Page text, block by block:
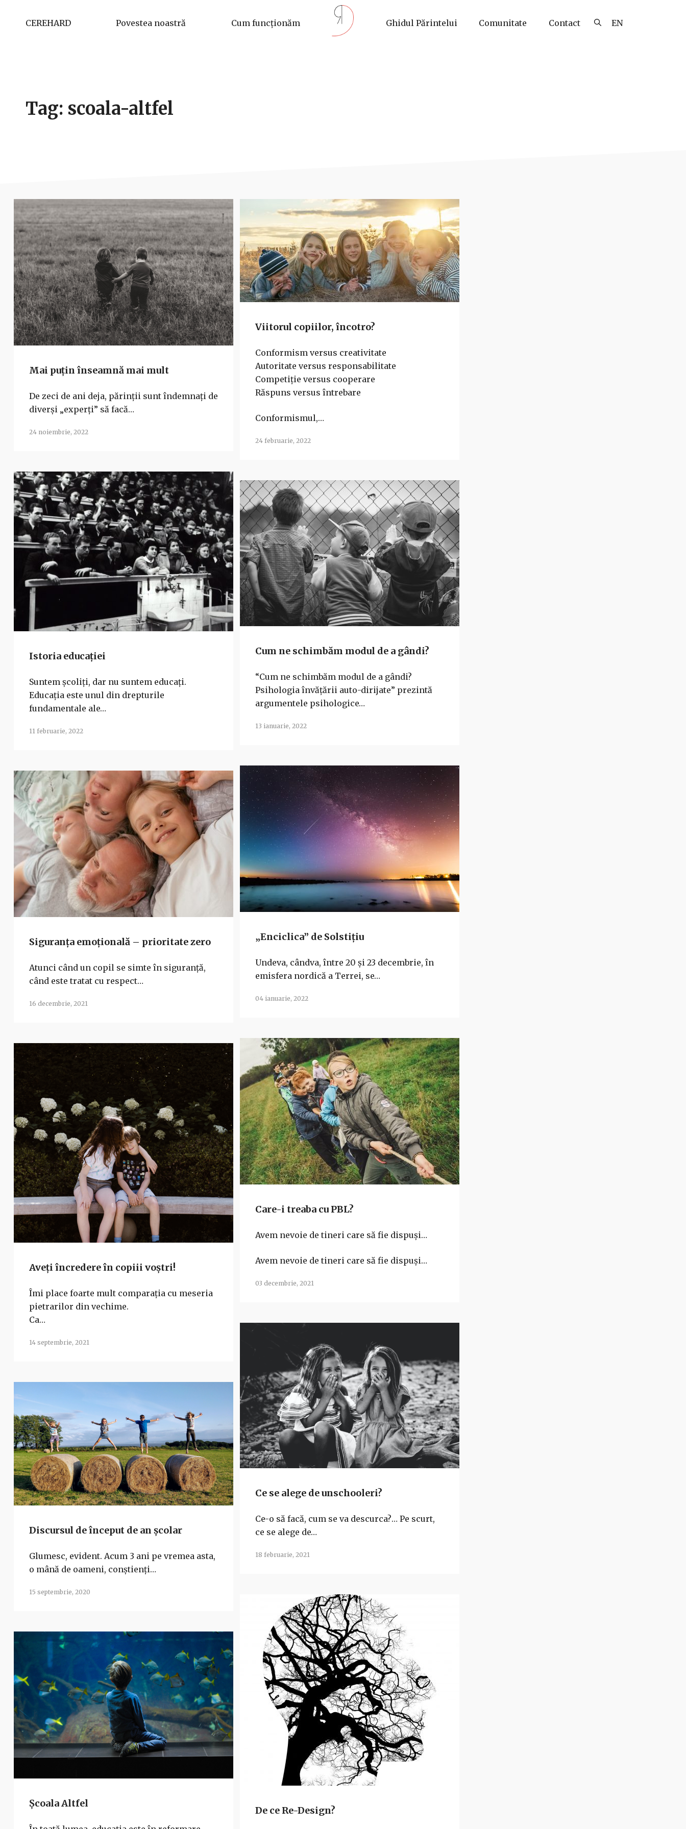
CEREHARD Povestea noastră Cum funcționăm Ghidul Părintelui Comunitate Contact EN
Tag: scoala-altfel
Mai puțin înseamnă mai mult
De zeci de ani deja, părinții sunt îndemnați de
diverși „experți” să facă…
24 noiembrie, 2022
Viitorul copiilor, încotro?
Conformism versus creativitate
Autoritate versus responsabilitate
Competiție versus cooperare
Răspuns versus întrebare
Conformismul,…
24 februarie, 2022
Istoria educației
Suntem școliți, dar nu suntem educați.
Educația este unul din drepturile
fundamentale ale…
11 februarie, 2022
Cum ne schimbăm modul de a gândi?
“Cum ne schimbăm modul de a gândi?
Psihologia învățării auto-dirijate” prezintă
argumentele psihologice…
13 ianuarie, 2022
„Enciclica” de Solstițiu
Undeva, cândva, între 20 și 23 decembrie, în
emisfera nordică a Terrei, se…
04 ianuarie, 2022
Siguranța emoțională – prioritate zero
Atunci când un copil se simte în siguranță,
când este tratat cu respect…
16 decembrie, 2021
Care-i treaba cu PBL?
Avem nevoie de tineri care să fie dispuși…
Avem nevoie de tineri care să fie dispuși…
03 decembrie, 2021
Aveți încredere în copiii voștri!
Îmi place foarte mult comparația cu meseria
pietrarilor din vechime.
Ca…
14 septembrie, 2021
Ce se alege de unschooleri?
Ce-o să facă, cum se va descurca?… Pe scurt,
ce se alege de…
18 februarie, 2021
Discursul de început de an școlar
Glumesc, evident. Acum 3 ani pe vremea asta,
o mână de oameni, conștienți…
15 septembrie, 2020
De ce Re-Design?
Școala Altfel